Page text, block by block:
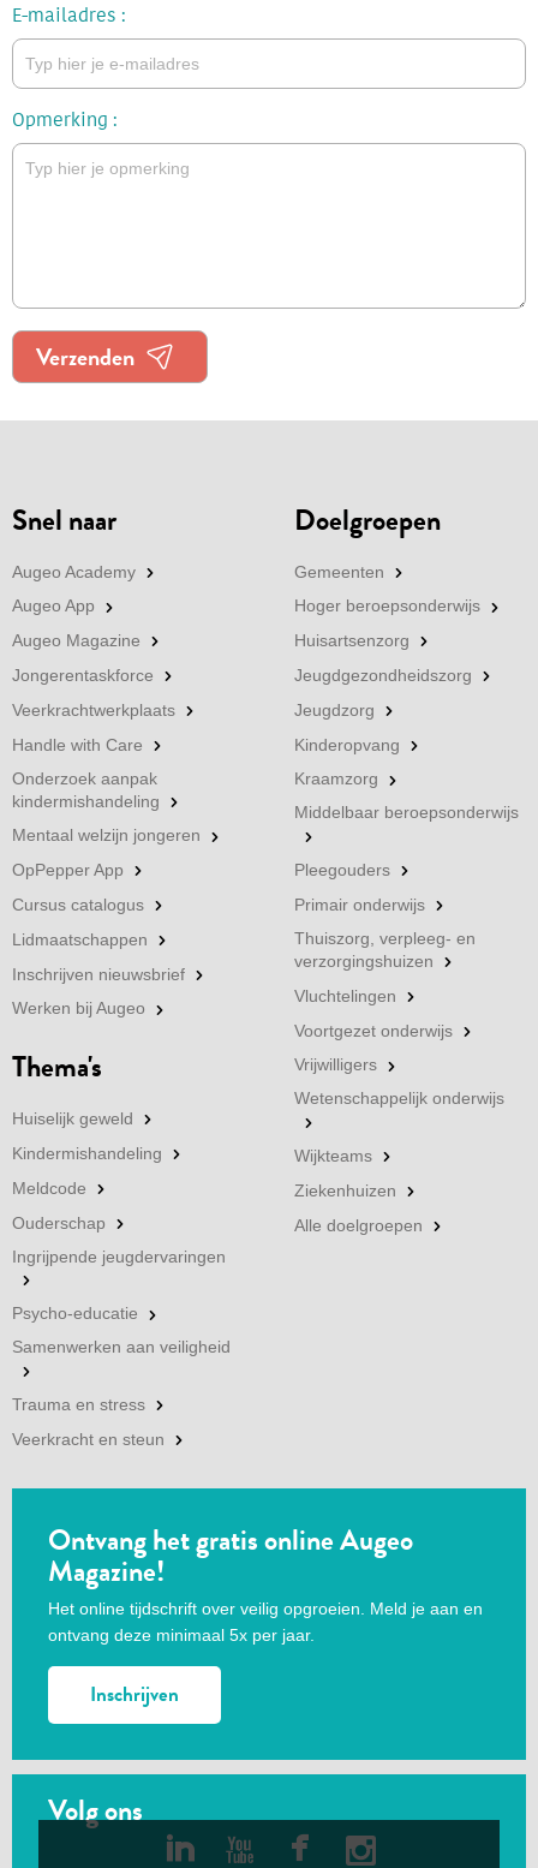
E-mailadres
Opmerking
Snel naar
Augeo Academy
Augeo App
Augeo Magazine
Jongerentaskforce
Veerkrachtwerkplaats
Handle with Care
Onderzoek aanpak
kindermishandeling
Mentaal welzijn jongeren
OpPepper App
Cursus catalogus
Lidmaatschappen
Inschrijven nieuwsbrief
Werken bij Augeo
Doelgroepen
Gemeenten
Hoger beroepsonderwijs
Huisartsenzorg
Jeugdgezondheidszorg
Jeugdzorg
Kinderopvang
Kraamzorg
Middelbaar beroepsonderwijs
Pleegouders
Primair onderwijs
Thuiszorg, verpleeg- en
verzorgingshuizen
Vluchtelingen
Voortgezet onderwijs
Vrijwilligers
Wetenschappelijk onderwijs
Wijkteams
Ziekenhuizen
Alle doelgroepen
Thema's
Huiselijk geweld
Kindermishandeling
Meldcode
Ouderschap
Ingrijpende jeugdervaringen
Psycho-educatie
Samenwerken aan veiligheid
Trauma en stress
Veerkracht en steun
Ontvang het gratis online Augeo
Magazine!
Het online tijdschrift over veilig opgroeien. Meld je aan en
ontvang deze minimaal 5x per jaar.
Inschrijven
Volg ons